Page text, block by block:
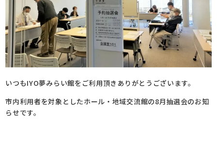
いつもIYO夢みらい館をご利用頂きありがとうございます。
市内利用者を対象としたホール・地域交流館の8月抽選会のお知
らせです。